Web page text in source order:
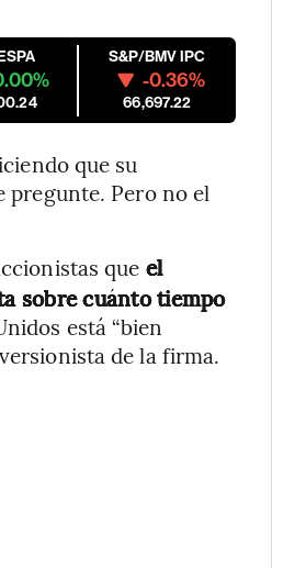
S&P/BMV IPC
-0.36%
66,697.22
que su
pregunte. Pero no el
que el
sobre cuánto tiempo
está “bien
de la firma.